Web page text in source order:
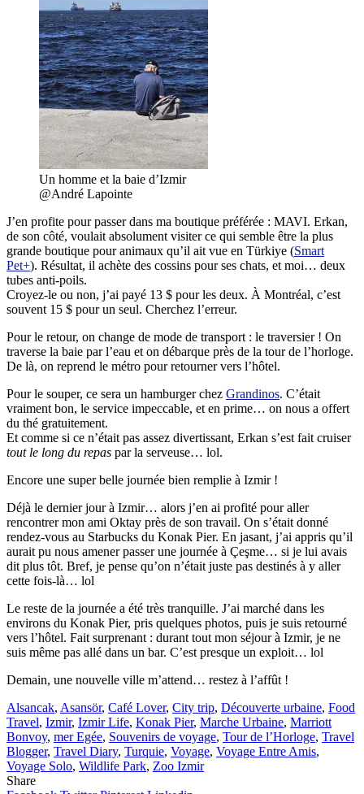
Un homme et la baie d’Izmir
@André Lapointe
J’en profite pour passer dans ma boutique préférée : MAVI. Erkan,
de son côté, voulait absolument visiter ce qui semble être la plus
grande boutique pour animaux qu’il ait vue en Türkiye (Smart
Pet+). Résultat, il achète des cossins pour ses chats, et moi… deux
tubes anti-poils.
Croyez-le ou non, j’ai payé 13 $ pour les deux. À Montréal, c’est
souvent 15 $ pour un seul. Cherchez l’erreur.
Pour le retour, on change de mode de transport : le traversier ! On
traverse la baie par l’eau et on débarque près de la tour de l’horloge.
De là, on reprend le métro pour retourner vers l’hôtel.
Pour le souper, ce sera un hamburger chez Grandinos. C’était
vraiment bon, le service impeccable, et en prime… on nous a offert
du thé gratuitement.
Et comme si ce n’était pas assez divertissant, Erkan s’est fait cruiser
tout le long du repas par la serveuse… lol.
Encore une super belle journée bien remplie à Izmir !
Déjà le dernier jour à Izmir… alors j’en ai profité pour aller
rencontrer mon ami Oktay près de son travail. On s’était donné
rendez-vous au Starbucks du Konak Pier. En jasant, j’ai appris qu’il
aurait pu nous amener passer une journée à Çeşme… si je lui avais
dit plus tôt. Bref, je pense qu’on n’était juste pas destinés à y aller
cette fois-là… lol
Le reste de la journée a été très tranquille. J’ai marché dans les
environs du Konak Pier, pris quelques photos, puis je suis retourné
vers l’hôtel. Fait surprenant : durant tout mon séjour à Izmir, je ne
suis même pas allé dans un bar. C’est presque un exploit… lol
Demain, une nouvelle ville m’attend… restez à l’affût !
Alsancak, Asansör, Café Lover, City trip, Découverte urbaine, Food
Travel, Izmir, Izmir Life, Konak Pier, Marche Urbaine, Marriott
Bonvoy, mer Egée, Souvenirs de voyage, Tour de l’Horloge, Travel
Blogger, Travel Diary, Turquie, Voyage, Voyage Entre Amis,
Voyage Solo, Wildlife Park, Zoo Izmir
Share